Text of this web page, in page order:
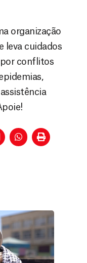
organização
leva cuidados
por conflitos